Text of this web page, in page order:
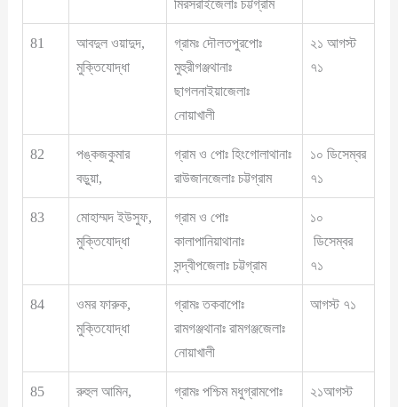
মিরসরাইজেলাঃ চট্টগ্রাম
81
আবদুল ওয়াদুদ,
মুক্তিযোদ্ধা
গ্রামঃ দৌলতপুরপোঃ
মুহুরীগঞ্জথানাঃ
ছাগলনাইয়াজেলাঃ
নোয়াখালী
২১ আগস্ট
৭১
82
পঙ্কজকুমার
বড়ুয়া,
গ্রাম ও পোঃ হিংগোলাথানাঃ
রাউজানজেলাঃ চট্টগ্রাম
১০ ডিসেম্বর
৭১
83
মোহাম্মদ ইউসুফ,
মুক্তিযোদ্ধা
গ্রাম ও পোঃ
কালাপানিয়াথানাঃ
সন্দ্বীপজেলাঃ চট্টগ্রাম
১০
ডিসেম্বর
৭১
84
ওমর ফারুক,
মুক্তিযোদ্ধা
গ্রামঃ তকবাপোঃ
রামগঞ্জথানাঃ রামগঞ্জজেলাঃ
নোয়াখালী
আগস্ট ৭১
85 রুহুল আমিন, গ্রামঃ পশ্চিম মধুগ্রামপোঃ ২১আগস্ট